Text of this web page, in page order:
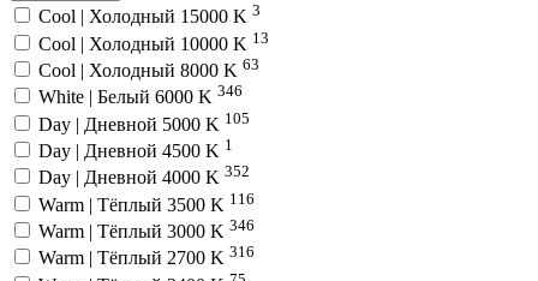
Cool | Холодный 15000 K 3
Cool | Холодный 10000 K 13
Cool | Холодный 8000 K 63
White | Белый 6000 K 346
Day | Дневной 5000 K 105
Day | Дневной 4500 K 1
Day | Дневной 4000 K 352
Warm | Тёплый 3500 K 116
Warm | Тёплый 3000 K 346
Warm | Тёплый 2700 K 316